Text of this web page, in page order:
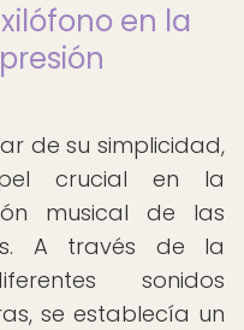
en la
de su simplicidad,
crucial en la
musical de las
A través de la
sonidos
se establecía un